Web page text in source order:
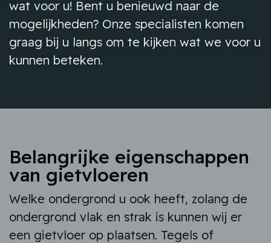
wat voor u! Bent u benieuwd naar de
mogelijkheden? Onze specialisten komen
graag bij u langs om te kijken wat we voor u
kunnen beteken.
Belangrijke eigenschappen
van gietvloeren
Welke ondergrond u ook heeft, zolang de
ondergrond vlak en strak is kunnen wij er
een gietvloer op plaatsen. Tegels of